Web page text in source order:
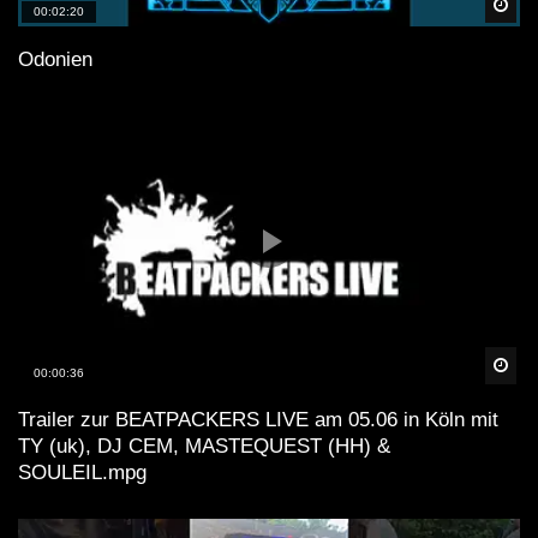
00:02:20
Odonien
00:00:36
Trailer zur BEATPACKERS LIVE am 05.06 in Köln mit
TY (uk), DJ CEM, MASTEQUEST (HH) &
SOULEIL.mpg